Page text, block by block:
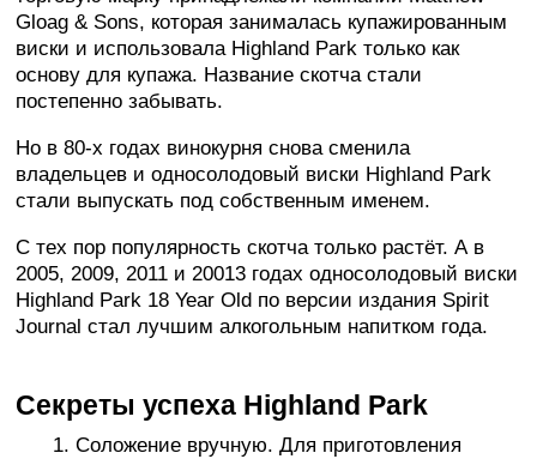
Gloag & Sons, которая занималась купажированным
виски и использовала Highland Park только как
основу для купажа. Название скотча стали
постепенно забывать.
Но в 80-х годах винокурня снова сменила
владельцев и односолодовый виски Highland Park
стали выпускать под собственным именем.
С тех пор популярность скотча только растёт. А в
2005, 2009, 2011 и 20013 годах односолодовый виски
Highland Park 18 Year Old по версии издания Spirit
Journal стал лучшим алкогольным напитком года.
Секреты успеха Highland Park
Соложение вручную. Для приготовления